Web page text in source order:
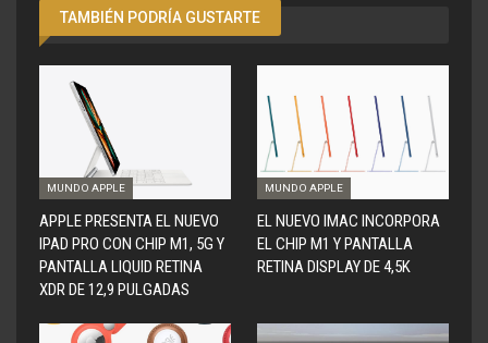
TAMBIÉN PODRÍA GUSTARTE
MUNDO APPLE
APPLE PRESENTA EL NUEVO
IPAD PRO CON CHIP M1, 5G Y
PANTALLA LIQUID RETINA
XDR DE 12,9 PULGADAS
MUNDO APPLE
EL NUEVO IMAC INCORPORA
EL CHIP M1 Y PANTALLA
RETINA DISPLAY DE 4,5K